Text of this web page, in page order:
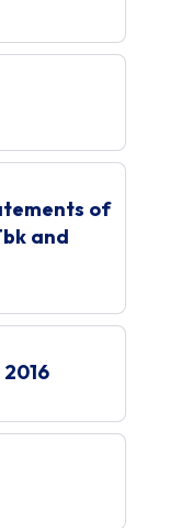
of
and
2016